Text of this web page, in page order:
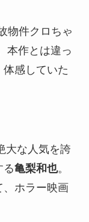
物件クロちゃ
本作とは違っ
感していた
大な人気を誇
る亀梨和也。
ホラー映画